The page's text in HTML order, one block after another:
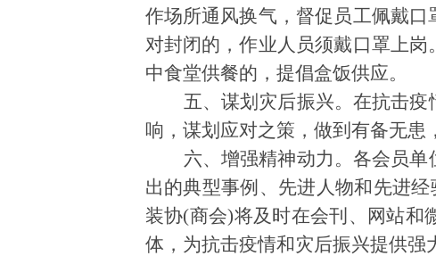
作场所通风换气，督促员工佩戴
对封闭的，作业人员须戴口罩上
中食堂供餐的，提倡盒饭供应。
五、谋划灾后振兴。在抗击
响，谋划应对之策，做到有备无患
六、增强精神动力。各会员
出的典型事例、先进人物和先进
装协(商会)将及时在会刊、网站和
体，为抗击疫情和灾后振兴提供强